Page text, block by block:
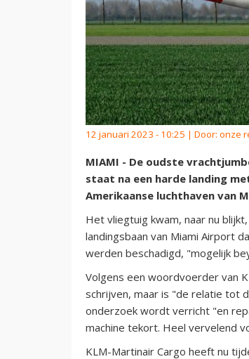
12 januari 2023 - 10:25 | Door: onze
MIAMI - De oudste
staat na een harde landing
Amerikaanse luchthaven van
Het vliegtuig kwam, naar nu
landingsbaan van Miami Airport
werden beschadigd, "mogelijk
Volgens een woordvoerder van
schrijven, maar is "de relatie tot
onderzoek wordt verricht "en
machine tekort. Heel vervelend
KLM-Martinair Cargo heeft nu